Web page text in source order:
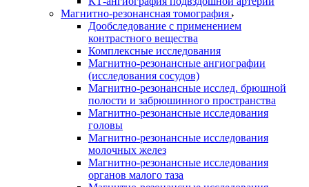
Магнитно-резонансная томография
Дообследование с применением
контрастного вещества
Комплексные исследования
Магнитно-резонансные ангиографии
(исследования сосудов)
Магнитно-резонансные исслед. брюшной
полости и забрюшинного пространства
Магнитно-резонансные исследования
головы
Магнитно-резонансные исследования
молочных желез
Магнитно-резонансные исследования
органов малого таза